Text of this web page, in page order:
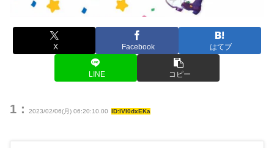
X Facebook はてブ
LINE コピー
1： 2023/02/06(月) 06:20:10.00 ID:lVI0dxEKa